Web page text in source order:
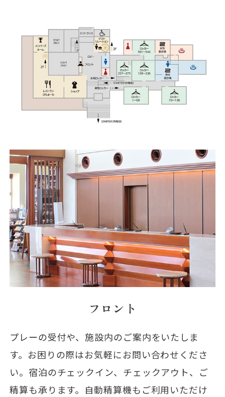
フロント
プレーの受付や、施設内のご案内をいたしま
す。お困りの際はお気軽にお問い合わせくださ
い。宿泊のチェックイン、チェックアウト、ご
精算も承ります。自動精算機もご利用いただけ